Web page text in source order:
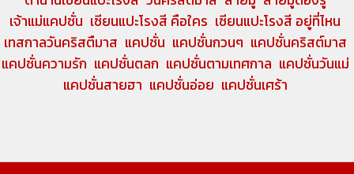
เจ้าแม่แคปชั่น เซียนแปะโรงสี คือใคร เซียนแปะโรงสี อยู่ที่ไหน
เทสกาลวันคริสตืมาส แคปชั่น แคปชั่นกวนๆ แคปชั่นคริสต์มาส
แคปชั่นความรัก แคปชั่นตลก แคปชั่นตามเทศกาล แคปชั่นวันแม่
แคปชั่นสายฮา แคปชั่นอ่อย แคปชั่นเศร้า